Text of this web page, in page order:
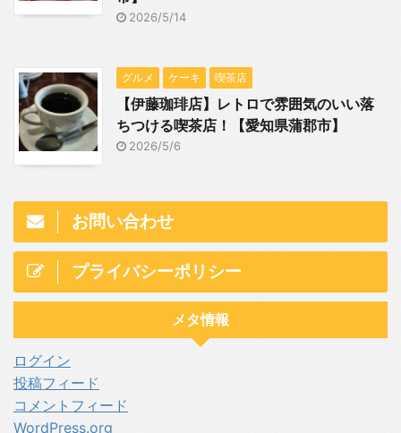
2026/5/14
グルメ ケーキ 喫茶店
【伊藤珈琲店】レトロで雰囲気のいい落
ちつける喫茶店！【愛知県蒲郡市】
2026/5/6
お問い合わせ
プライバシーポリシー
メタ情報
ログイン
投稿フィード
コメントフィード
WordPress.org